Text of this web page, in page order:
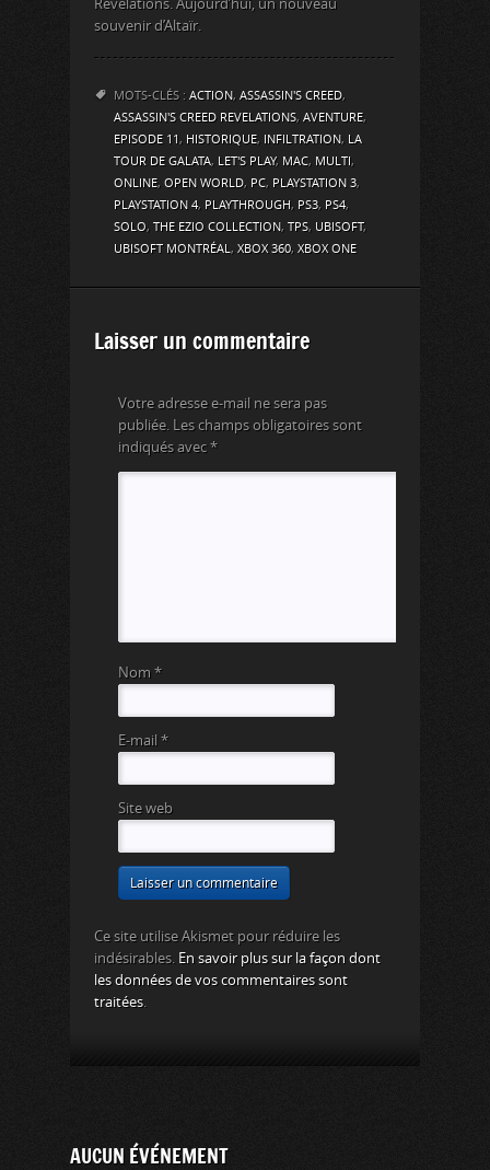
Revelations. Aujourd’hui, un nouveau
souvenir d’Altaïr.
MOTS-CLÉS : ACTION, ASSASSIN'S CREED,
ASSASSIN'S CREED REVELATIONS, AVENTURE,
EPISODE 11, HISTORIQUE, INFILTRATION, LA
TOUR DE GALATA, LET'S PLAY, MAC, MULTI,
ONLINE, OPEN WORLD, PC, PLAYSTATION 3,
PLAYSTATION 4, PLAYTHROUGH, PS3, PS4,
SOLO, THE EZIO COLLECTION, TPS, UBISOFT,
UBISOFT MONTRÉAL, XBOX 360, XBOX ONE
Laisser un commentaire
Votre adresse e-mail ne sera pas
publiée.
Les champs obligatoires sont
indiqués avec *
Nom *
E-mail *
Site web
Ce site utilise Akismet pour réduire les
indésirables. En savoir plus sur la façon dont
les données de vos commentaires sont
traitées
AUCUN ÉVÉNEMENT